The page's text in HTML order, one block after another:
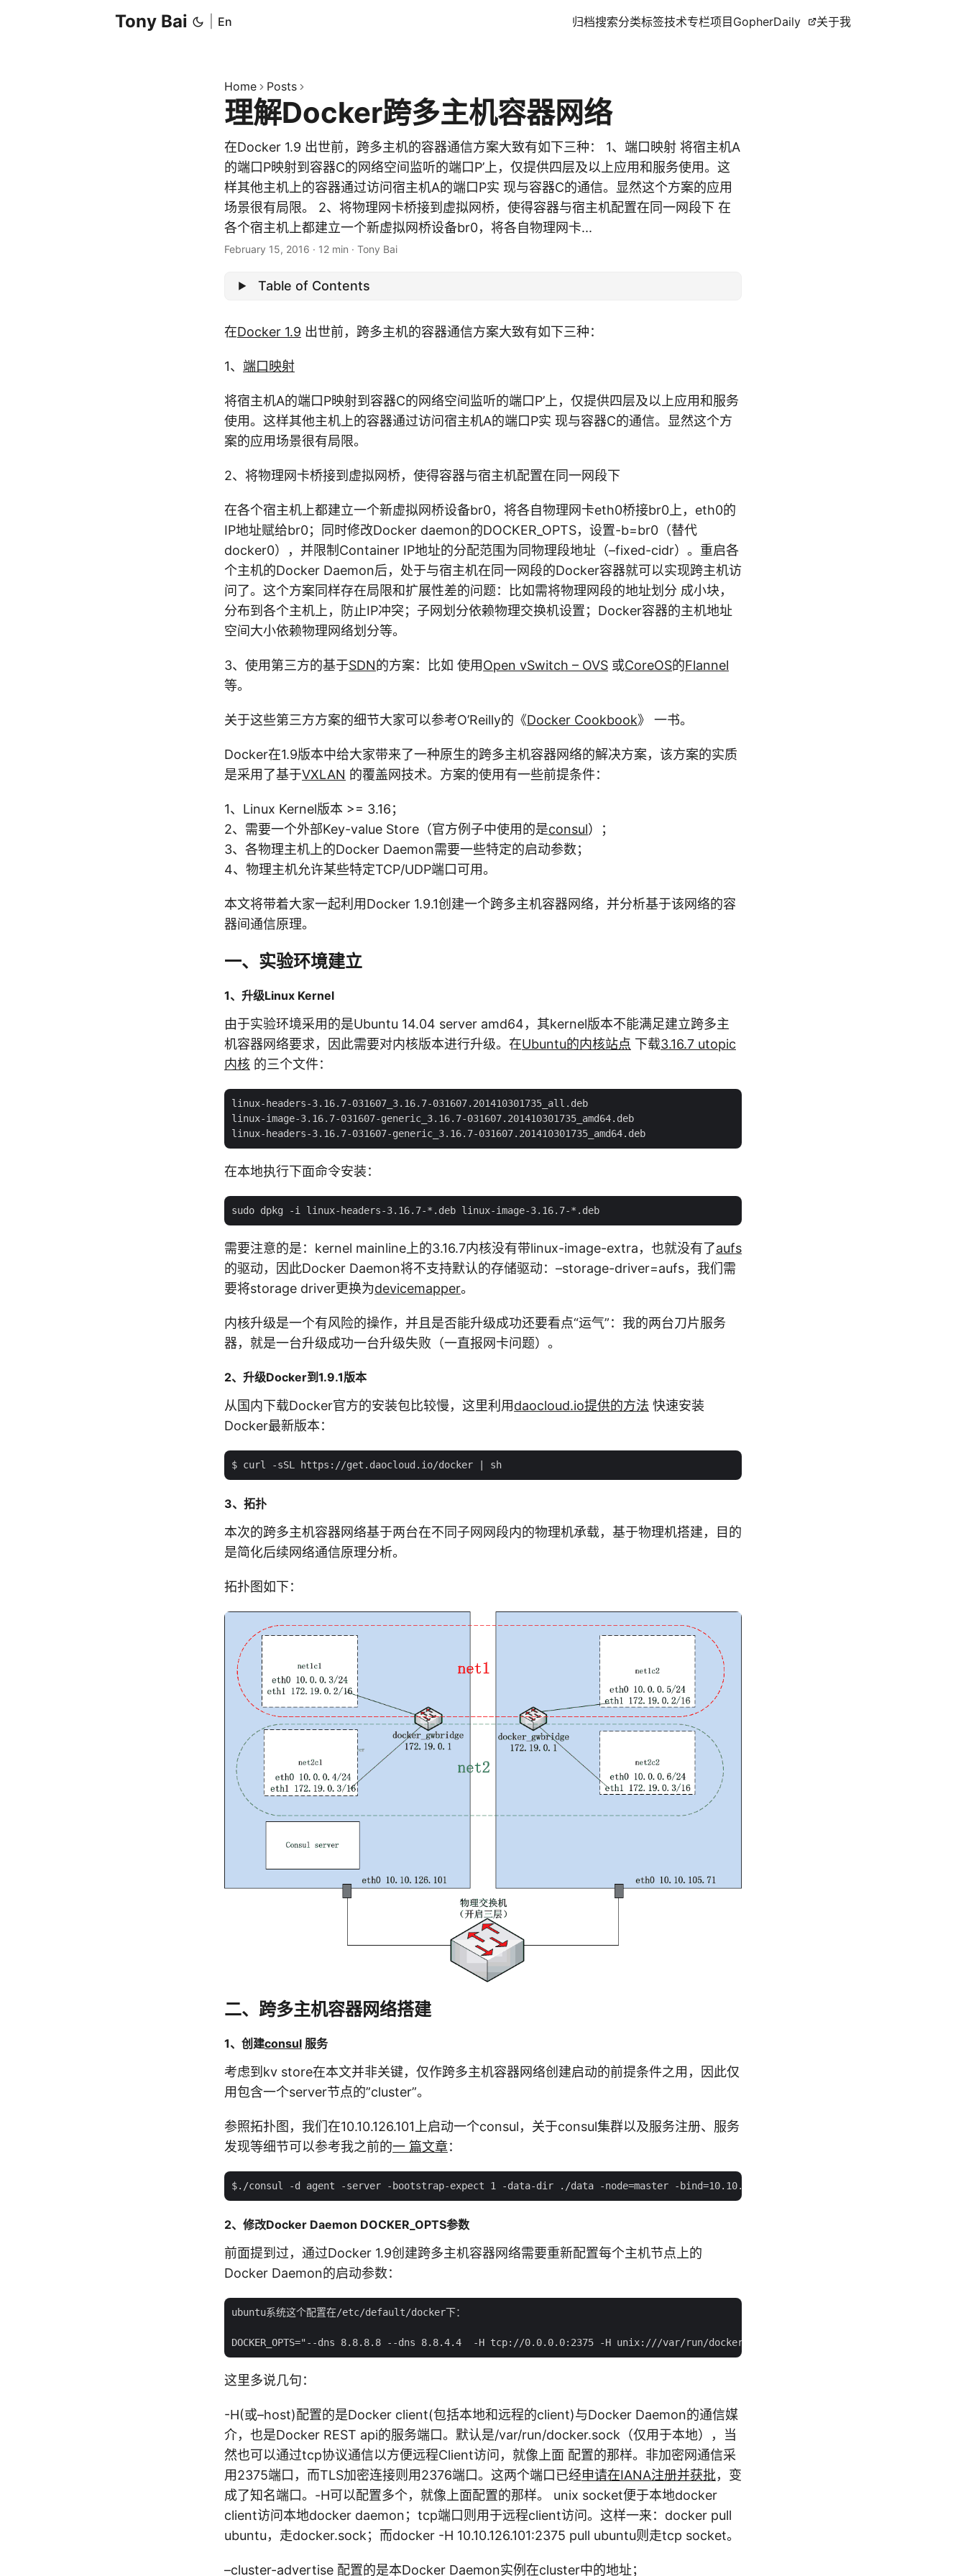
Tony Bai En 归档搜索分类标签技术专栏项目 GopherDaily 关于我
Home Posts
理解Docker跨多主机容器网络
在Docker 1.9 出世前，跨多主机的容器通信方案大致有如下三种： 1、端口映射 将宿主机A
的端口P映射到容器C的网络空间监听的端口P’上，仅提供四层及以上应用和服务使用。这
样其他主机上的容器通过访问宿主机A的端口P实 现与容器C的通信。显然这个方案的应用
场景很有局限。 2、将物理网卡桥接到虚拟网桥，使得容器与宿主机配置在同一网段下 在
各个宿主机上都建立一个新虚拟网桥设备br0，将各自物理网卡...
February 15, 2016 · 12 min · Tony Bai
Table of Contents
在Docker 1.9 出世前，跨多主机的容器通信方案大致有如下三种：
1、 端口映射
将宿主机A的端口P映射到容器C的网络空间监听的端口P’上，仅提供四层及以上应用和服务
使用。这样其他主机上的容器通过访问宿主机A的端口P实 现与容器C的通信。显然这个方
案的应用场景很有局限。
2、将物理网卡桥接到虚拟网桥，使得容器与宿主机配置在同一网段下
在各个宿主机上都建立一个新虚拟网桥设备br0，将各自物理网卡eth0桥接br0上，eth0的
IP地址赋给br0；同时修改Docker daemon的DOCKER_OPTS，设置-b=br0（替代
docker0），并限制Container IP地址的分配范围为同物理段地址（–fixed-cidr）。重启各
个主机的Docker Daemon后，处于与宿主机在同一网段的Docker容器就可以实现跨主机访
问了。这个方案同样存在局限和扩展性差的问题：比如需将物理网段的地址划分 成小块，
分布到各个主机上，防止IP冲突；子网划分依赖物理交换机设置；Docker容器的主机地址
空间大小依赖物理网络划分等。
3、使用第三方的基于SDN的方案：比如 使用Open vSwitch – OVS 或CoreOS的Flannel
等。
关于这些第三方方案的细节大家可以参考O’Reilly的《Docker Cookbook》 一书。
Docker在1.9版本中给大家带来了一种原生的跨多主机容器网络的解决方案，该方案的实质
是采用了基于VXLAN 的覆盖网技术。方案的使用有一些前提条件：
1、Linux Kernel版本 >= 3.16；
2、需要一个外部Key-value Store（官方例子中使用的是consul）；
3、各物理主机上的Docker Daemon需要一些特定的启动参数；
4、物理主机允许某些特定TCP/UDP端口可用。
本文将带着大家一起利用Docker 1.9.1创建一个跨多主机容器网络，并分析基于该网络的容
器间通信原理。
一、实验环境建立
1、升级Linux Kernel
由于实验环境采用的是Ubuntu 14.04 server amd64，其kernel版本不能满足建立跨多主
机容器网络要求，因此需要对内核版本进行升级。在Ubuntu的内核站点 下载3.16.7 utopic
内核 的三个文件：
linux-headers-3.16.7-031607_3.16.7-031607.201410301735_all.deb
linux-image-3.16.7-031607-generic_3.16.7-031607.201410301735_amd64.deb
在本地执行下面命令安装：
需要注意的是：kernel mainline上的3.16.7内核没有带linux-image-extra，也就没有了aufs
的驱动，因此Docker Daemon将不支持默认的存储驱动：–storage-driver=aufs，我们需
要将storage driver更换为devicemapper。
内核升级是一个有风险的操作，并且是否能升级成功还要看点“运气”：我的两台刀片服务
器，就是一台升级成功一台升级失败（一直报网卡问题）。
2、升级Docker到1.9.1版本
从国内下载Docker官方的安装包比较慢，这里利用daocloud.io提供的方法 快速安装
Docker最新版本：
3、拓扑
本次的跨多主机容器网络基于两台在不同子网网段内的物理机承载，基于物理机搭建，目的
是简化后续网络通信原理分析。
拓扑图如下：
二、跨多主机容器网络搭建
1、创建consul 服务
考虑到kv store在本文并非关键，仅作跨多主机容器网络创建启动的前提条件之用，因此仅
用包含一个server节点的”cluster”。
参照拓扑图，我们在10.10.126.101上启动一个consul，关于consul集群以及服务注册、服务
发现等细节可以参考我之前的一 篇文章：
2、修改Docker Daemon DOCKER_OPTS参数
前面提到过，通过Docker 1.9创建跨多主机容器网络需要重新配置每个主机节点上的
Docker Daemon的启动参数：
ubuntu系统这个配置在/etc/default/docker下：
这里多说几句：
-H(或–host)配置的是Docker client(包括本地和远程的client)与Docker Daemon的通信媒
介，也是Docker REST api的服务端口。默认是/var/run/docker.sock（仅用于本地），当
然也可以通过tcp协议通信以方便远程Client访问，就像上面 配置的那样。非加密网通信采
用2375端口，而TLS加密连接则用2376端口。这两个端口已经申请在IANA注册并获批，变
成了知名端口。-H可以配置多个，就像上面配置的那样。 unix socket便于本地docker
client访问本地docker daemon；tcp端口则用于远程client访问。这样一来：docker pull
ubuntu，走docker.sock；而docker -H 10.10.126.101:2375 pull ubuntu则走tcp socket。
–cluster-advertise 配置的是本Docker Daemon实例在cluster中的地址；